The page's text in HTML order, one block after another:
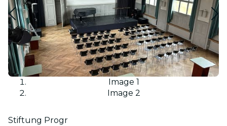
Image 1
Image 2
Stiftung Progr